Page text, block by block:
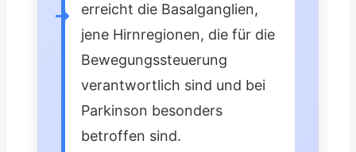
erreicht die Basalganglien,
jene Hirnregionen, die für die
Bewegungssteuerung
verantwortlich sind und bei
Parkinson besonders
betroffen sind.